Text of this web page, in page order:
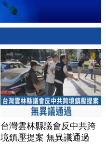
台灣雲林縣議會反中共跨
境鎮壓提案 無異議通過